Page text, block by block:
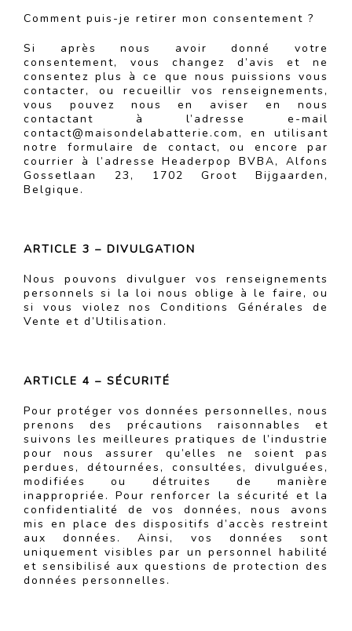
Comment puis-je retirer mon consentement ?
Si après nous avoir donné votre
consentement, vous changez d’avis et ne
consentez plus à ce que nous puissions vous
contacter, ou recueillir vos renseignements,
vous pouvez nous en aviser en nous
contactant à l’adresse e-mail
contact@maisondelabatterie.com, en utilisant
notre formulaire de contact, ou encore par
courrier à l’adresse Headerpop BVBA, Alfons
Gossetlaan 23, 1702 Groot Bijgaarden,
Belgique.
ARTICLE 3 – DIVULGATION
Nous pouvons divulguer vos renseignements
personnels si la loi nous oblige à le faire, ou
si vous violez nos Conditions Générales de
Vente et d’Utilisation.
ARTICLE 4 – SÉCURITÉ
Pour protéger vos données personnelles, nous
prenons des précautions raisonnables et
suivons les meilleures pratiques de l’industrie
pour nous assurer qu’elles ne soient pas
perdues, détournées, consultées, divulguées,
modifiées ou détruites de manière
inappropriée. Pour renforcer la sécurité et la
confidentialité de vos données, nous avons
mis en place des dispositifs d’accès restreint
aux données. Ainsi, vos données sont
uniquement visibles par un personnel habilité
et sensibilisé aux questions de protection des
données personnelles.